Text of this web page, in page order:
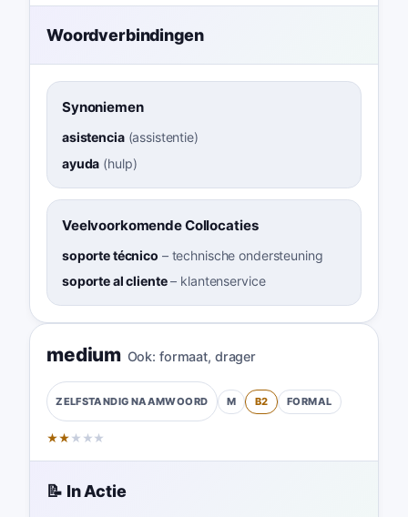
Woordverbindingen
Synoniemen
asistencia(assistentie)
ayuda (hulp)
Veelvoorkomende Collocaties
soporte técnico – technische ondersteuning
soporte al cliente– klantenservice
medium Ook: formaat, drager
ZELFSTANDIG NAAMWOORD M B2 FORMAL
★★ ★ ★ ★
📝 In Actie